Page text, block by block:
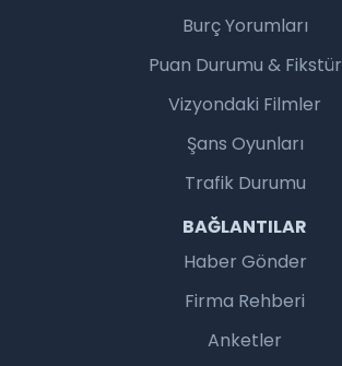
Burç Yorumları
Puan Durumu & Fikstür
Vizyondaki Filmler
Şans Oyunları
Trafik Durumu
BAĞLANTILAR
Haber Gönder
Firma Rehberi
Anketler